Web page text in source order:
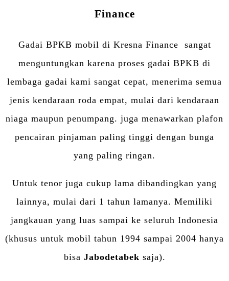
Finance
Gadai BPKB mobil di Kresna Finance sangat
menguntungkan karena proses gadai BPKB di
lembaga gadai kami sangat cepat, menerima semua
jenis kendaraan roda empat, mulai dari kendaraan
niaga maupun penumpang. juga menawarkan plafon
pencairan pinjaman paling tinggi dengan bunga
yang paling ringan.
Untuk tenor juga cukup lama dibandingkan yang
lainnya, mulai dari 1 tahun lamanya. Memiliki
jangkauan yang luas sampai ke seluruh Indonesia
(khusus untuk mobil tahun 1994 sampai 2004 hanya
bisa Jabodetabek saja).